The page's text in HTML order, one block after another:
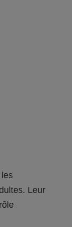
Leur